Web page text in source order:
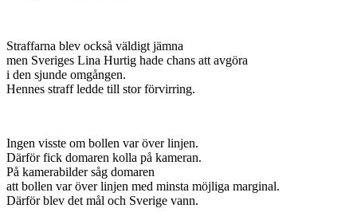
Straffarna blev också väldigt jämna
men Sveriges Lina Hurtig hade chans att avgöra
i den sjunde omgången.
Hennes straff ledde till stor förvirring.
Ingen visste om bollen var över linjen.
Därför fick domaren kolla på kameran.
På kamerabilder såg domaren
att bollen var över linjen med minsta möjliga marginal.
Därför blev det mål och Sverige vann.